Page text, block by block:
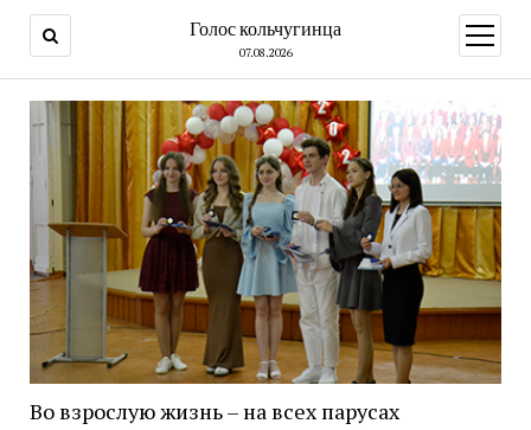
Голос кольчугинца
07.08.2026
меню
Во взрослую жизнь – на всех парусах